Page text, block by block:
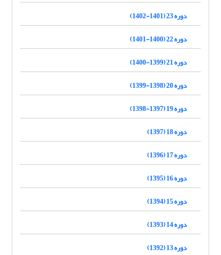
دوره 23 (1401-1402)
دوره 22 (1400-1401)
دوره 21 (1399-1400)
دوره 20 (1398-1399)
دوره 19 (1397-1398)
دوره 18 (1397)
دوره 17 (1396)
دوره 16 (1395)
دوره 15 (1394)
دوره 14 (1393)
دوره 13 (1392)